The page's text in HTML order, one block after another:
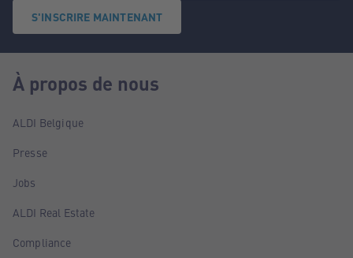
S'INSCRIRE MAINTENANT
À propos de nous
ALDI Belgique
Presse
Jobs
ALDI Real Estate
Compliance